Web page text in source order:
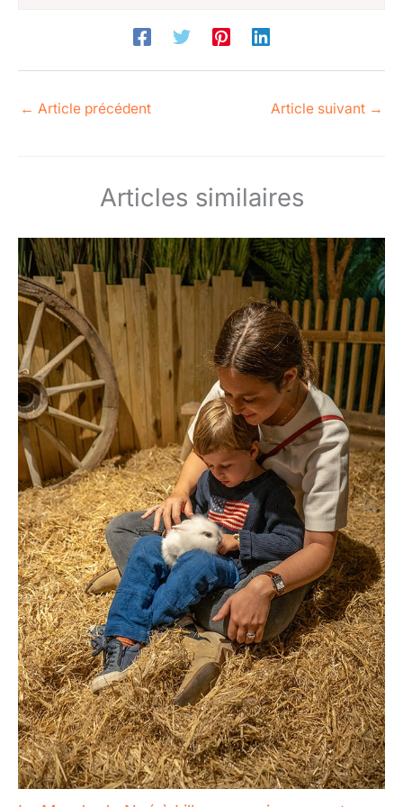
← Article précédent Article suivant →
Articles similaires